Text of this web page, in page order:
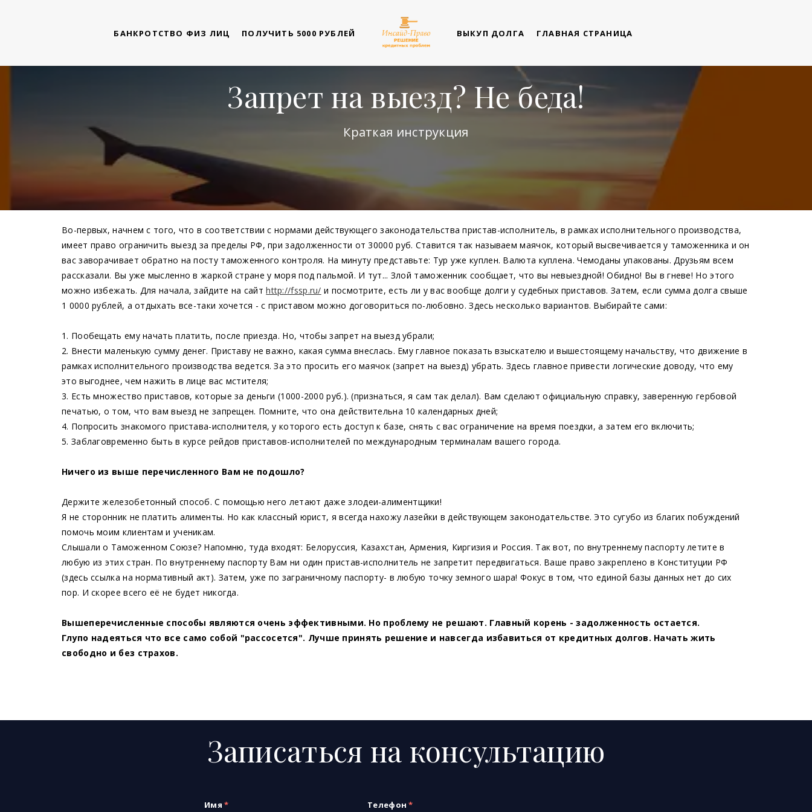
БАНКРОТСТВО ФИЗ ЛИЦ ПОЛУЧИТЬ 5000 РУБЛЕЙ ВЫКУП ДОЛГА ГЛАВНАЯ СТРАНИЦА
Запрет на выезд? Не беда!
Краткая инструкция
Во-первых, начнем с того, что в соответствии с нормами действующего законодательства пристав-исполнитель, в рамках исполнительного производства,
имеет право ограничить выезд за пределы РФ, при задолженности от 30000 руб. Ставится так называем маячок, который высвечивается у таможенника и он
вас заворачивает обратно на посту таможенного контроля. На минуту представьте: Тур уже куплен. Валюта куплена. Чемоданы упакованы. Друзьям всем
рассказали. Вы уже мысленно в жаркой стране у моря под пальмой. И тут... Злой таможенник сообщает, что вы невыездной! Обидно! Вы в гневе! Но этого
можно избежать. Для начала, зайдите на сайтhttp://fssp.ru/ и посмотрите, есть ли у вас вообще долги у судебных приставов. Затем, если сумма долга свыше
1 0000 рублей, а отдыхать все-таки хочется - с приставом можно договориться по-любовно. Здесь несколько вариантов. Выбирайте сами:
1. Пообещать ему начать платить, после приезда. Но, чтобы запрет на выезд убрали;
2. Внести маленькую сумму денег. Приставу не важно, какая сумма внеслась. Ему главное показать взыскателю и вышестоящему начальству, что движение в
рамках исполнительного производства ведется. За это просить его маячок (запрет на выезд) убрать. Здесь главное привести логические доводу, что ему
это выгоднее, чем нажить в лице вас мстителя;
3. Есть множество приставов, которые за деньги (1000-2000 руб.). (признаться, я сам так делал). Вам сделают официальную справку, заверенную гербовой
печатью, о том, что вам выезд не запрещен. Помните, что она действительна 10 календарных дней;
4. Попросить знакомого пристава-исполнителя, у которого есть доступ к базе, снять с вас ограничение на время поездки, а затем его включить;
5. Заблаговременно быть в курсе рейдов приставов-исполнителей по международным терминалам вашего города.
Ничего из выше перечисленного Вам не подошло?
Держите железобетонный способ. С помощью него летают даже злодеи-алиментщики!
Я не сторонник не платить алименты. Но как классный юрист, я всегда нахожу лазейки в действующем законодательстве. Это сугубо из благих побуждений
помочь моим клиентам и ученикам.
Слышали о Таможенном Союзе? Напомню, туда входят: Белоруссия, Казахстан, Армения, Киргизия и Россия. Так вот, по внутреннему паспорту летите в
любую из этих стран. По внутреннему паспорту Вам ни один пристав-исполнитель не запретит передвигаться. Ваше право закреплено в Конституции РФ
(здесь ссылка на нормативный акт). Затем, уже по заграничному паспорту- в любую точку земного шара! Фокус в том, что единой базы данных нет до сих
пор. И скорее всего её не будет никогда.
Вышеперечисленные способы являются очень эффективными. Но проблему не решают. Главный корень - задолженность остается.
Глупо надеяться что все само собой "рассосется". Лучше принять решение и навсегда избавиться от кредитных долгов. Начать жить
свободно и без страхов.
Записаться на консультацию
Имя * Телефон *